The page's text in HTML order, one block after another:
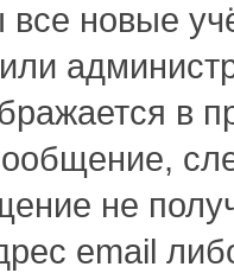
все новые
в
не
email